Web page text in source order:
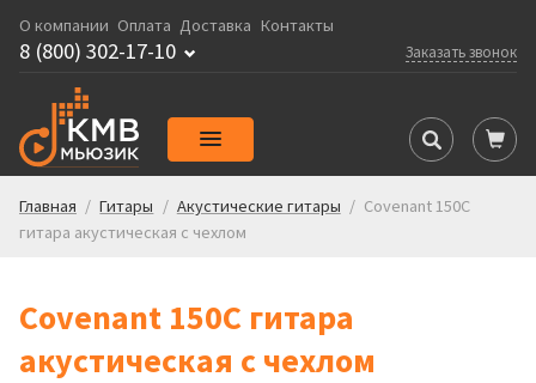
О компании Оплата Доставка Контакты
Заказать звонок
8 (800) 302-17-10
Главная / Гитары / Акустические гитары / Covenant 150C
гитара акустическая с чехлом
Covenant 150C гитара
акустическая с чехлом